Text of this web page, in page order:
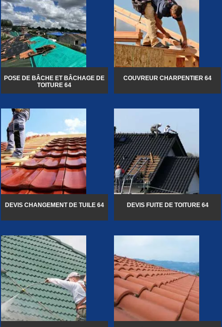
POSE DE BÂCHE ET BÂCHAGE DE
TOITURE 64
COUVREUR CHARPENTIER 64
DEVIS CHANGEMENT DE TUILE 64 DEVIS FUITE DE TOITURE 64